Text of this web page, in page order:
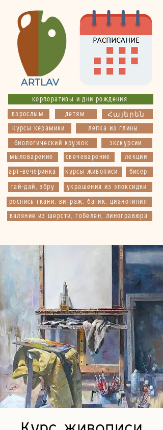
корпоративы и дни рождения
детям
взрослым Հայերեն
украшения из эпоксидки
мыловарение свечеварение
арт-вечеринка бисер
тай-дай, эбру
экскурсии
лепка из глины
роспись ткани, витраж, батик, цианотипия
курсы живописи
лекции
биологический кружок
курсы керамики
валяние из шерсти, гобелен, линогравюра